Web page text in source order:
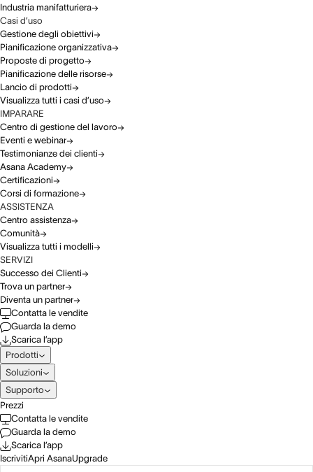
Industria manifatturiera
Casi d’uso
Gestione degli obiettivi
Pianificazione organizzativa
Proposte di progetto
Pianificazione delle risorse
Lancio di prodotti
Visualizza tutti i casi d’uso
IMPARARE
Centro di gestione del lavoro
Eventi e webinar
Testimonianze dei clienti
Asana Academy
Certificazioni
Corsi di formazione
ASSISTENZA
Centro assistenza
Comunità
Visualizza tutti i modelli
SERVIZI
Successo dei Clienti
Trova un partner
Diventa un partner
Contatta le vendite
Guarda la demo
Scarica l’app
Prodotti
Soluzioni
Supporto
Prezzi
Contatta le vendite
Guarda la demo
Scarica l’app
IscrivitiApri AsanaUpgrade